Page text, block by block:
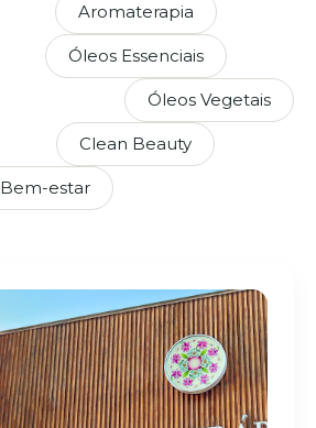
Aromaterapia
Óleos Essenciais
Óleos Vegetais
Clean Beauty
Bem-estar